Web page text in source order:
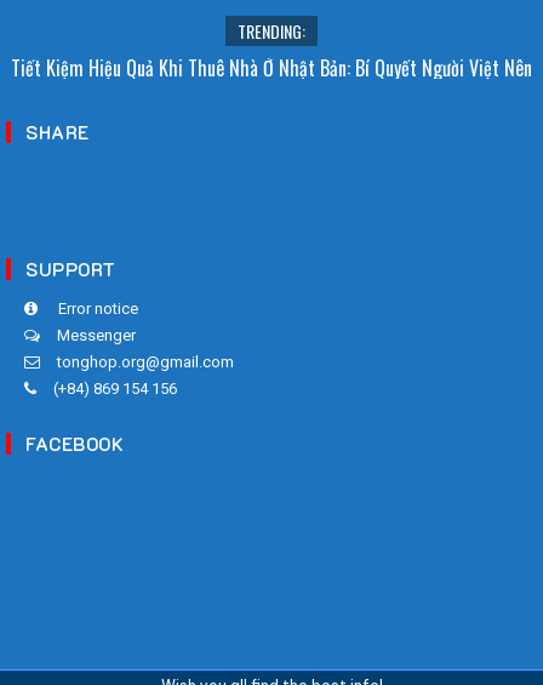
TRENDING:
Tiết Kiệm Hiệu Quả Khi Thuê Nhà Ở Nhật Bản: Bí Quyết Người Việt Nên
SHARE
SUPPORT
Error notice
Messenger
tonghop.org@gmail.com
(+84) 869 154 156
FACEBOOK